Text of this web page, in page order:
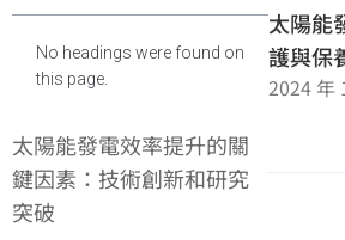
No headings were found on
this page.
太陽能發電效率提升的關
鍵因素：技術創新和研究
突破
太陽能
護與保
2024 年